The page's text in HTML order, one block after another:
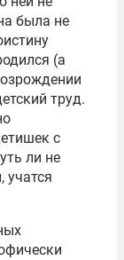
была не
(а
труд.
с
ли не